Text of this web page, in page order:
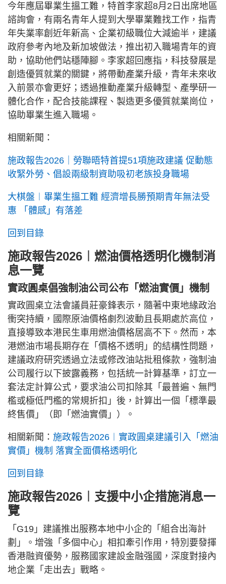
今年應屆畢業生搵工難，特首李家超8月2日出席地區
諮詢會，有兩名青年人提到大學畢業難找工作，指青
年失業率創近年新高、企業初級職位大減逾半，建議
政府參考內地及新加坡做法，推出初入職場青年的資
助，協助他們站穩陣腳。李家超回應指，科技發展是
創造優質就業的關鍵，將帶動產業升級，青年未來收
入前景亦會更好；透過推動產業升級轉型、產學研一
體化合作，配合技能課程、製造更多優質就業崗位，
協助畢業生進入職場。
相關新聞：
施政報告2026｜勞聯晤特首提51項施政建議 促動態
收緊外勞、倡設兩級制資助吸初老族投身職場
大棋盤︱畢業生搵工難 經濟增長勝預期青年無法受
惠 「體感」有落差
回到目錄
施政報告2026︱燃油價格透明化機制消
息一覽
實政圓桌倡強制油公司公布「燃油實價」機制
實政圓桌立法會議員莊豪鋒表示，隨著中東地緣政治
衝突持續，國際原油價格劇烈波動且長期處於高位，
直接導致本港民生車用燃油價格居高不下。然而，本
港燃油市場長期存在「價格不透明」的結構性問題，
建議政府研究透過立法或修改油站批租條款，強制油
公司履行以下披露義務，包括統一計算基準，訂立一
套法定計算公式，要求油公司扣除其「最普遍、無門
檻或極低門檻的常規折扣」後，計算出一個「標準最
終售價」（即「燃油實價」）。
相關新聞： 施政報告2026︱實政圓桌建議引入「燃油
實價」機制 落實全面價格透明化
回到目錄
施政報告2026︱支援中小企措施消息一
覽
「G19」建議推出服務本地中小企的「組合出海計
劃」。增強「多個中心」相扣牽引作用，特別要發揮
香港融資優勢，服務國家建設金融强國，深度對接內
地企業「走出去」戰略。